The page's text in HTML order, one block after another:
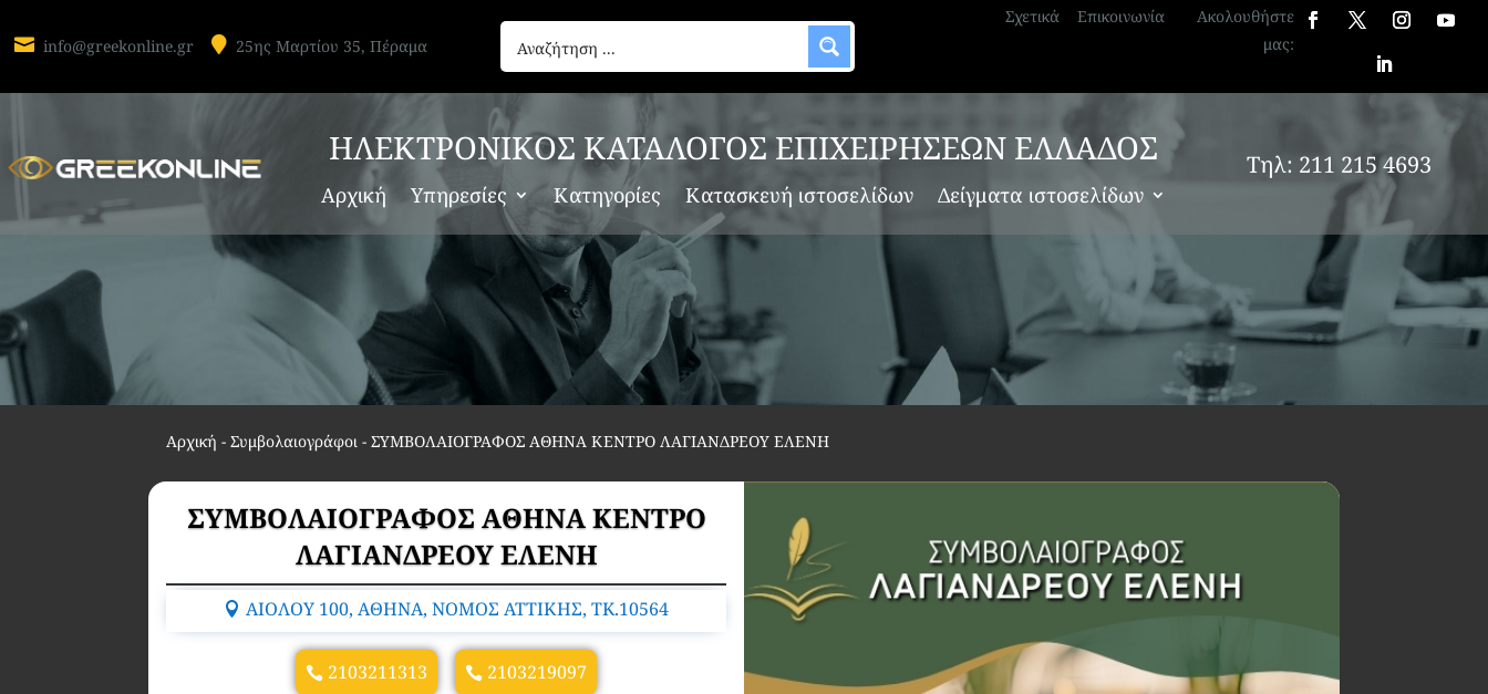
 info@greekonline.gr  25ης Μαρτίου 35, Πέραμα
Σχετικά Επικοινωνία
Ακολουθήστε
μας:
ΗΛΕΚΤΡΟΝΙΚΟΣ ΚΑΤΑΛΟΓΟΣ ΕΠΙΧΕΙΡΗΣΕΩΝ ΕΛΛΑΔΟΣ
Αρχική Υπηρεσίες Κατηγορίες Κατασκευή ιστοσελίδων Δείγματα ιστοσελίδων
Τηλ: 211 215 4693
Αρχική -Συμβολαιογράφοι -ΣΥΜΒΟΛΑΙΟΓΡΑΦΟΣ ΑΘΗΝΑ ΚΕΝΤΡΟ ΛΑΓΙΑΝΔΡΕΟΥ ΕΛΕΝΗ
ΣΥΜΒΟΛΑΙΟΓΡΑΦΟΣ ΑΘΗΝΑ ΚΕΝΤΡΟ
ΛΑΓΙΑΝΔΡΕΟΥ ΕΛΕΝΗ
ΑΙΟΛΟΥ 100, ΑΘΗΝΑ, ΝΟΜΟΣ ΑΤΤΙΚΗΣ, TK.10564
2103211313 2103219097